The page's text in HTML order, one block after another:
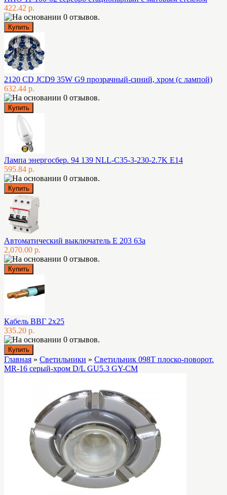
422.42 р.
2120 CD JCD9 35W G9 прозрачный-синий, хром (с лампой)
632.44 р.
Лампа энергосбер. 94 139 NLL-C35-3-230-2.7K E14
595.84 р.
Автоматический выключатель E 203 63а
2,070.00 р.
Кабель ВВГ 2х25
335.20 р.
Главная » Светильники » Светильник 098Т плоско-поворот.
MR-16 серый-хром D/L GU5.3 GY-CM